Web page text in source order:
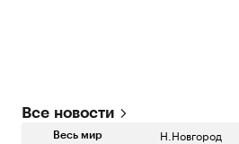
Все новости
Весь мир Н.Новгород